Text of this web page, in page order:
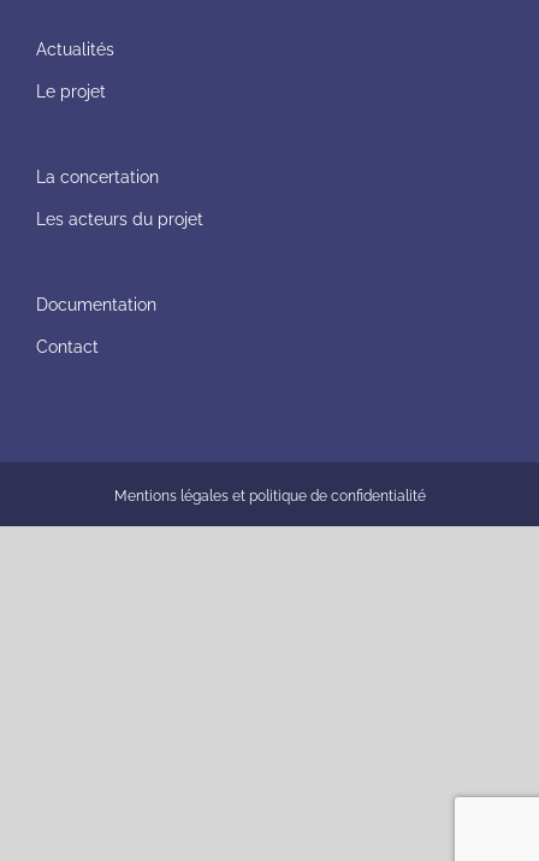
Actualités
Le projet
La concertation
Les acteurs du projet
Documentation
Contact
Mentions légales et politique de confidentialité